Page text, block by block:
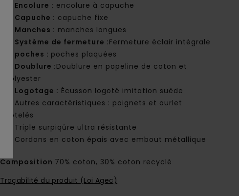
Encolure : encolure à capuche
Capuche : capuche fixe
Manches : manches longues
Système de fermeture :Fermeture éclair intégrale
poches : poches plaquées
Doublure :Doublure en popeline de coton et
polyester
Logotage : Écusson logoté imitation suède
Autres caractéristiques : poignets et ourlet
côtelés
Triple surpiqûre ultra résistante
Cordons en coton épais avec embout métallique
Composition 70% coton, 30% coton recyclé
Traçabilité du produit (Loi Agec)